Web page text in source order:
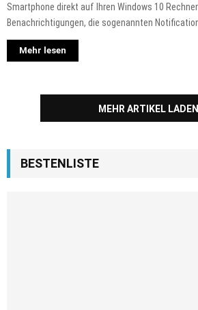
Smartphone direkt auf Ihren Windows 10
Benachrichtigungen, die sogenannten
Mehr lesen
MEHR ARTIKEL LADEN
BESTENLISTE